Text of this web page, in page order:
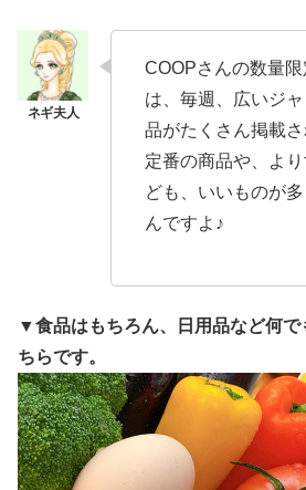
COOPさんの数量
は、毎週、広いジ
品がたくさん掲載さ
定番の商品や、よ
ども、いいものが
んですよ♪
▼食品はもちろん、日用品など何で
ちらです。